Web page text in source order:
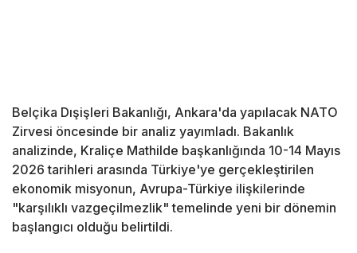
Belçika Dışişleri Bakanlığı, Ankara'da yapılacak NATO
Zirvesi öncesinde bir analiz yayımladı. Bakanlık
analizinde, Kraliçe Mathilde başkanlığında 10-14 Mayıs
2026 tarihleri arasında Türkiye'ye gerçekleştirilen
ekonomik misyonun, Avrupa-Türkiye ilişkilerinde
"karşılıklı vazgeçilmezlik" temelinde yeni bir dönemin
başlangıcı olduğu belirtildi.